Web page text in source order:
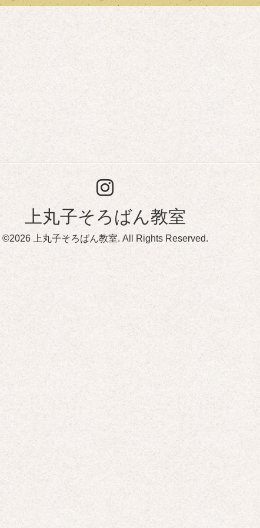
上丸子そろばん教室
©2026 上丸子そろばん教室. All Rights Reserved.